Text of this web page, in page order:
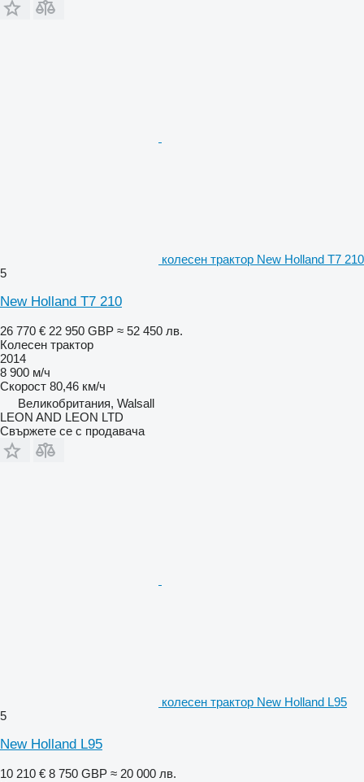
колесен трактор New Holland T7 210
5
New Holland T7 210
26 770 € 22 950 GBP ≈ 52 450 лв.
Колесен трактор
2014
8 900 м/ч
Скорост 80,46 км/ч
Великобритания, Walsall
LEON AND LEON LTD
Свържете се с продавача
колесен трактор New Holland L95
5
New Holland L95
10 210 € 8 750 GBP ≈ 20 000 лв.